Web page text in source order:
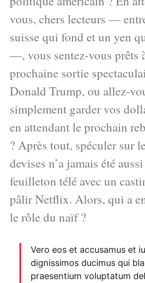
vous, chers lecteurs —
suisse qui fond et un yen
—, vous sentez-vous prêts
prochaine sortie
Donald Trump, ou allez-
simplement garder vos
en attendant le prochain
? Après tout, spéculer sur
devises n’a jamais été
feuilleton télé avec un
pâlir Netflix. Alors, qui a
le rôle du naïf ?
Vero eos et accusamus et
dignissimos ducimus qui
praesentium voluptatum